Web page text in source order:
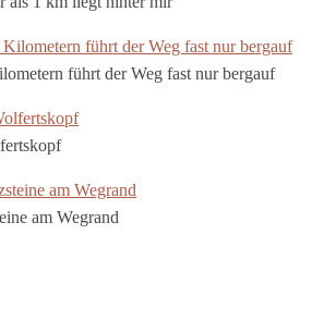
führt der Weg fast nur bergauf
am Wegrand